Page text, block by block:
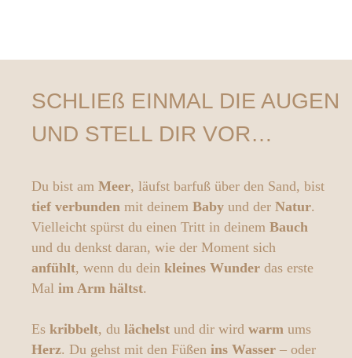
SCHLIEß EINMAL DIE AUGEN
UND STELL DIR VOR…
Du bist am Meer, läufst barfuß über den Sand, bist
tief verbunden mit deinem Baby und der Natur.
Vielleicht spürst du einen Tritt in deinem Bauch
und du denkst daran, wie der Moment sich
anfühlt, wenn du dein kleines Wunder das erste
Mal im Arm hältst.
Es kribbelt, du lächelst und dir wird warm ums
Herz. Du gehst mit den Füßen ins Wasser – oder